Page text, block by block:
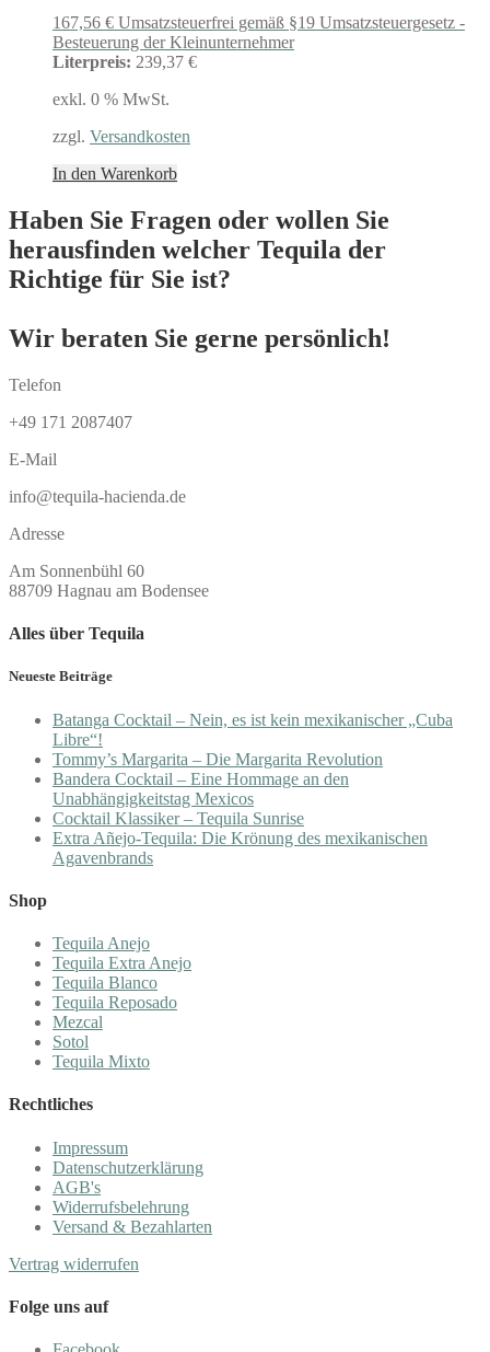
167,56 € Umsatzsteuerfrei gemäß §19 Umsatzsteuergesetz -
Besteuerung der Kleinunternehmer
Literpreis: 239,37 €
exkl. 0 % MwSt.
zzgl. Versandkosten
In den Warenkorb
Haben Sie Fragen oder wollen Sie
herausfinden welcher Tequila der
Richtige für Sie ist?
Wir beraten Sie gerne persönlich!
Telefon
+49 171 2087407
E-Mail
info@tequila-hacienda.de
Adresse
Am Sonnenbühl 60
88709 Hagnau am Bodensee
Alles über Tequila
Neueste Beiträge
Batanga Cocktail – Nein, es ist kein mexikanischer „Cuba
Libre“!
Tommy’s Margarita – Die Margarita Revolution
Bandera Cocktail – Eine Hommage an den
Unabhängigkeitstag Mexicos
Cocktail Klassiker – Tequila Sunrise
Extra Añejo-Tequila: Die Krönung des mexikanischen
Agavenbrands
Shop
Tequila Anejo
Tequila Extra Anejo
Tequila Blanco
Tequila Reposado
Mezcal
Sotol
Tequila Mixto
Rechtliches
Impressum
Datenschutzerklärung
AGB's
Widerrufsbelehrung
Versand & Bezahlarten
Vertrag widerrufen
Folge uns auf